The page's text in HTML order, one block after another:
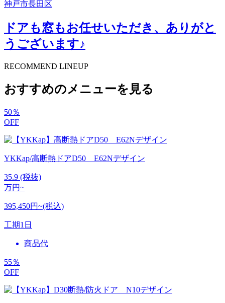
神戸市長田区
ドアも窓もお任せいただき、ありがと
うございます♪
RECOMMEND LINEUP
おすすめのメニューを見る
50％
OFF
YKKap/高断熱ドアD50 E62Nデザイン
35.9 (税抜)
万円~
395,450円~(税込)
工期1日
商品代
55％
OFF